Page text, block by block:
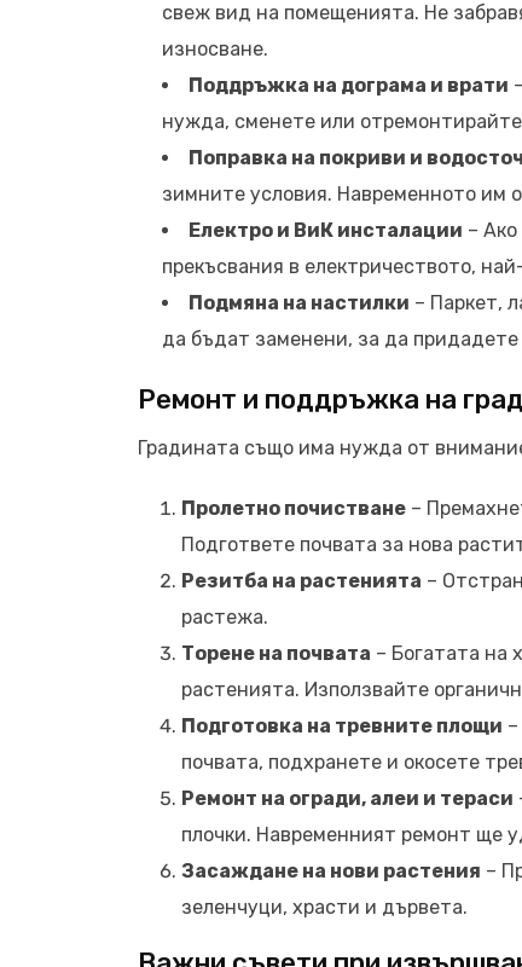
свеж вид на помещенията. Не
износване.
Поддръжка на дограма и врати
нужда, сменете или
Поправка на покриви и
зимните условия. Навременното им
Електро и ВиК инсталации –
прекъсвания в електричеството,
Подмяна на настилки – Паркет,
да бъдат заменени, за да
Ремонт и поддръжка на
Градината също има нужда от
Пролетно почистване –
Подгответе почвата за нова
Резитба на растенията –
растежа.
Торене на почвата – Богатата на
растенията. Използвайте
Подготовка на тревните площи
почвата, подхранете и окосете
Ремонт на огради, алеи и тераси
плочки. Навременният ремонт ще
Засаждане на нови растения –
зеленчуци, храсти и дървета.